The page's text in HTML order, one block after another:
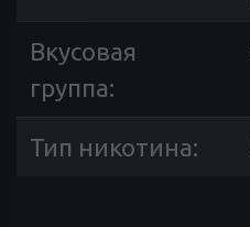
Вкусовая
группа:
Тип никотина: